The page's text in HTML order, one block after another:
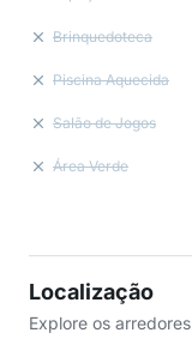
Brinquedoteca
Piscina Aquecida
Salão de Jogos
Área Verde
Localização
Explore os arredores